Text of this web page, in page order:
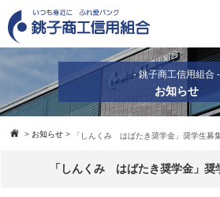
- 銚子商工信用組合 -
お知らせ
> お知らせ > 「しんくみ はばたき奨学金」奨学生募
「しんくみ はばたき奨学金」奨